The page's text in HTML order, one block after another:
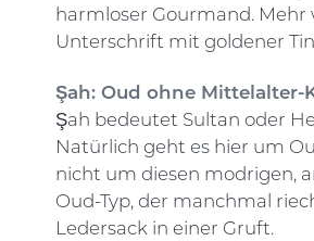
harmloser Gourmand. Mehr
Unterschrift mit goldener
Şah: Oud ohne Mittelalter-
Şah bedeutet Sultan oder
Natürlich geht es hier um
nicht um diesen modrigen,
Oud-Typ, der manchmal
Ledersack in einer Gruft.